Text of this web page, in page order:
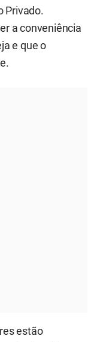
Privado.
a conveniência
e que o
estão